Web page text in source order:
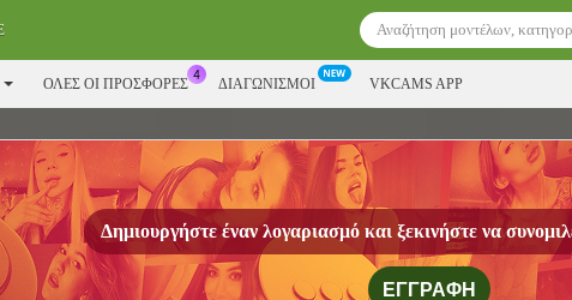
ΟΛΕΣ ΟΙ ΠΡΟΣΦΟΡΕΣ ΔΙΑΓΩΝΙΣΜΟΊ VKCAMS APP
Δημιουργήστε έναν λογαριασμό και ξεκινήστε να
ΕΓΓΡΑΦΉ